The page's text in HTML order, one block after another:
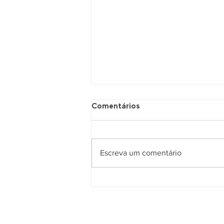
Espanha Invencível
Comentários
Escreva um comentário